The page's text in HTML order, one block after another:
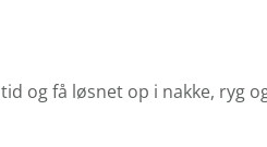
og få løsnet op i nakke, ryg